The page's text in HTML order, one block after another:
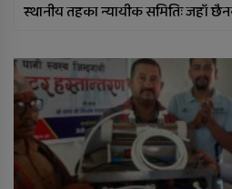
स्थानीय तहका न्यायीक समितिः जहाँ